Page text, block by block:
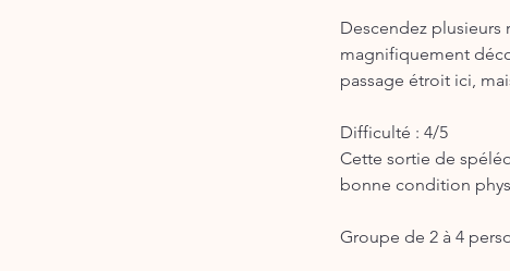
Descendez plusieurs
magnifiquement
passage étroit ici,
Difficulté : 4/5
Cette sortie de
bonne condition
Groupe de 2 à 4